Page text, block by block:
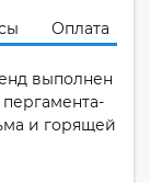
Оплата
выполнен
и горящей